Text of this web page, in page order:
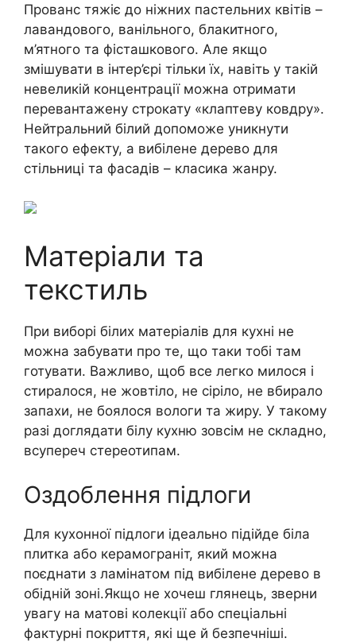
Прованс тяжіє до ніжних пастельних квітів –
лавандового, ванільного, блакитного,
м’ятного та фісташкового. Але якщо
змішувати в інтер’єрі тільки їх, навіть у такій
невеликій концентрації можна отримати
перевантажену строкату «клаптеву ковдру».
Нейтральний білий допоможе уникнути
такого ефекту, а вибілене дерево для
стільниці та фасадів – класика жанру.
Матеріали та
текстиль
При виборі білих матеріалів для кухні не
можна забувати про те, що таки тобі там
готувати. Важливо, щоб все легко милося і
стиралося, не жовтіло, не сіріло, не вбирало
запахи, не боялося вологи та жиру. У такому
разі доглядати білу кухню зовсім не складно,
всупереч стереотипам.
Оздоблення підлоги
Для кухонної підлоги ідеально підійде біла
плитка або керамограніт, який можна
поєднати з ламінатом під вибілене дерево в
обідній зоні.Якщо не хочеш глянець, зверни
увагу на матові колекції або спеціальні
фактурні покриття, які ще й безпечніші.